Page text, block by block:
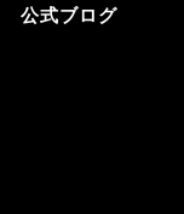
公式ブログ